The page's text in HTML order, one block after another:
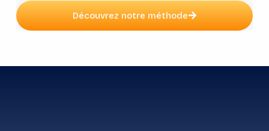
Découvrez notre méthode